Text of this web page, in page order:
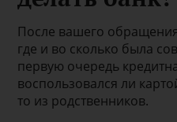
После вашего
где и во сколько была
первую очередь
воспользовался ли
то из родственников.